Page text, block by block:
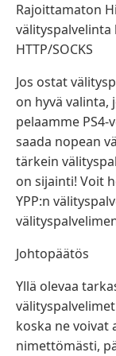
Rajoittamaton
HTTP/SOCKS
Jos ostat
on hyvä valinta,
pelaamme
saada nopean
tärkein
on sijainti! Voit
YPP:n
Johtopäätös
Yllä olevaa
koska ne voivat
nimettömästi,